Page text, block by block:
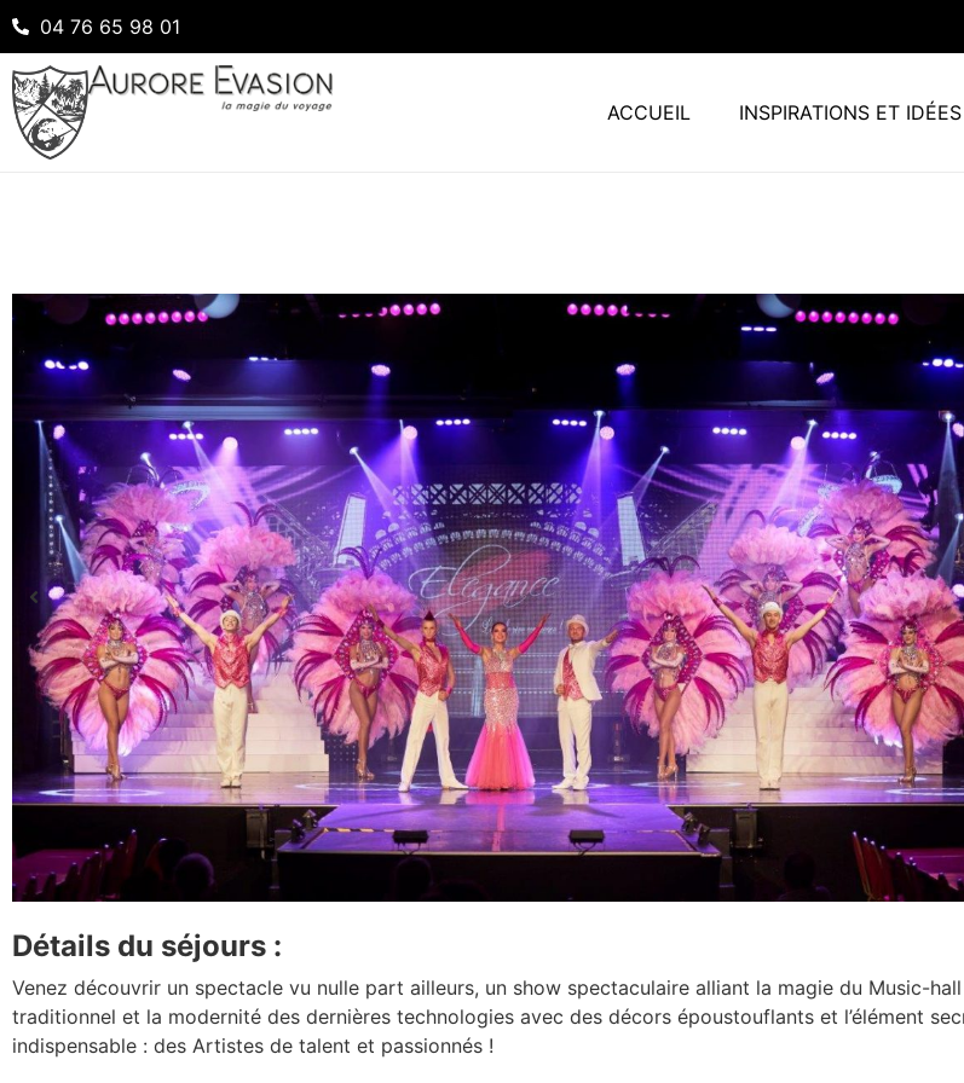
04 76 65 98 01
ACCUEIL INSPIRATIONS ET
Détails du séjours :
Venez découvrir un spectacle vu nulle part ailleurs, un show spectaculaire alliant la magie du Music-hall
traditionnel et la modernité des dernières technologies avec des décors époustouflants et l’élément
indispensable : des Artistes de talent et passionnés !